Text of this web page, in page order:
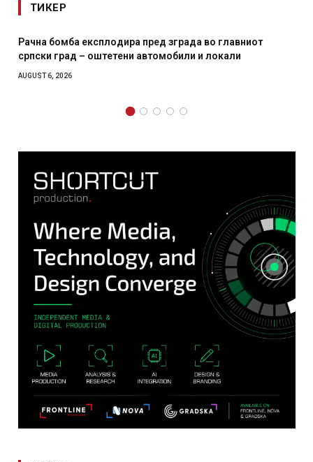
ТИКЕР
Рачна бомба експлодира пред зграда во главниот
српски град – оштетени автомобили и локали
AUGUST 6, 2026